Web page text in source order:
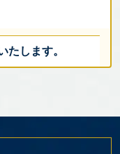
たします。